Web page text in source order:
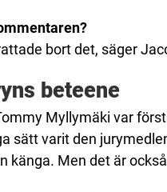
bort det, säger
beteene
Myllymäki var
sätt varit den
känga. Men det är